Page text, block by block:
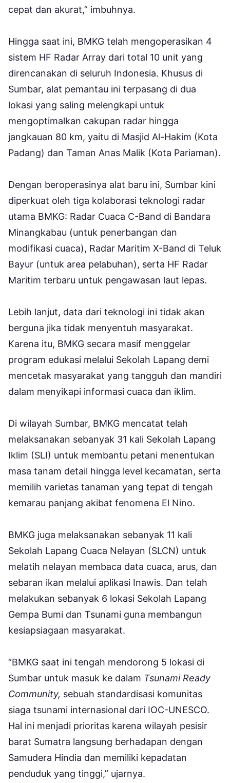
cepat dan akurat,” imbuhnya.
Hingga saat ini, BMKG telah mengoperasikan 4
sistem HF Radar Array dari total 10 unit yang
direncanakan di seluruh Indonesia. Khusus di
Sumbar, alat pemantau ini terpasang di dua
lokasi yang saling melengkapi untuk
mengoptimalkan cakupan radar hingga
jangkauan 80 km, yaitu di Masjid Al-Hakim (Kota
Padang) dan Taman Anas Malik (Kota Pariaman).
Dengan beroperasinya alat baru ini, Sumbar kini
diperkuat oleh tiga kolaborasi teknologi radar
utama BMKG: Radar Cuaca C-Band di Bandara
Minangkabau (untuk penerbangan dan
modifikasi cuaca), Radar Maritim X-Band di Teluk
Bayur (untuk area pelabuhan), serta HF Radar
Maritim terbaru untuk pengawasan laut lepas.
Lebih lanjut, data dari teknologi ini tidak akan
berguna jika tidak menyentuh masyarakat.
Karena itu, BMKG secara masif menggelar
program edukasi melalui Sekolah Lapang demi
mencetak masyarakat yang tangguh dan mandiri
dalam menyikapi informasi cuaca dan iklim.
Di wilayah Sumbar, BMKG mencatat telah
melaksanakan sebanyak 31 kali Sekolah Lapang
Iklim (SLI) untuk membantu petani menentukan
masa tanam detail hingga level kecamatan, serta
memilih varietas tanaman yang tepat di tengah
kemarau panjang akibat fenomena El Nino.
BMKG juga melaksanakan sebanyak 11 kali
Sekolah Lapang Cuaca Nelayan (SLCN) untuk
melatih nelayan membaca data cuaca, arus, dan
sebaran ikan melalui aplikasi Inawis. Dan telah
melakukan sebanyak 6 lokasi Sekolah Lapang
Gempa Bumi dan Tsunami guna membangun
kesiapsiagaan masyarakat.
“BMKG saat ini tengah mendorong 5 lokasi di
Sumbar untuk masuk ke dalam Tsunami Ready
Community, sebuah standardisasi komunitas
siaga tsunami internasional dari IOC-UNESCO.
Hal ini menjadi prioritas karena wilayah pesisir
barat Sumatra langsung berhadapan dengan
Samudera Hindia dan memiliki kepadatan
penduduk yang tinggi,” ujarnya.